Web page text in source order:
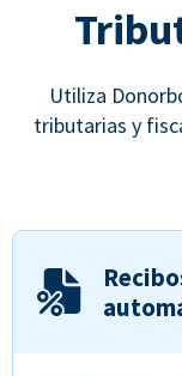
Utiliza
tributarias y